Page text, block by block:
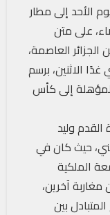
الأحد إلى مطار
على متن
العاصمة،
الاثنين، برسم
المؤهلة إلى كأس
القدم وليد
حيث كان في
الملكية
آخرين،
بين